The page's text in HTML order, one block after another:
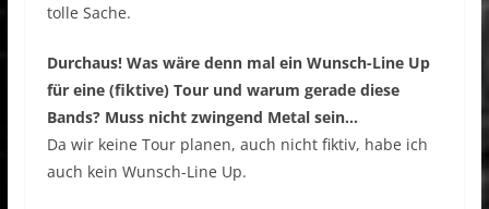
tolle Sache.
Durchaus! Was wäre denn mal ein Wunsch-Line Up
für eine (fiktive) Tour und warum gerade diese
Bands? Muss nicht zwingend Metal sein…
Da wir keine Tour planen, auch nicht fiktiv, habe ich
auch kein Wunsch-Line Up.